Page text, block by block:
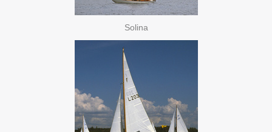
Solina